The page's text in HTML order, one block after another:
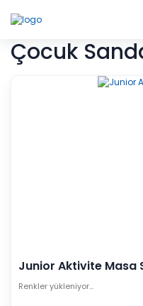
Çocuk
Junior Aktivite Masa
Renkler yükleniyor…